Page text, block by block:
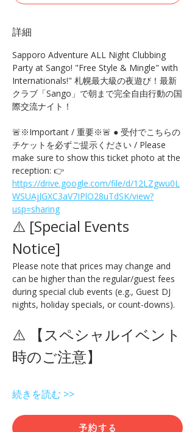
詳細
Sapporo Adventure ALL Night Clubbing
Party at Sango! "Free Style & Mingle" with
Internationals!" 札幌最大級の夜遊び！最新
クラブ「Sango」で朝まで完全自由行動の国
際交流ナイト！
🚨※Important / 重要※🚨 ● 受付でこちらの
チケットを必ずご提示ください / Please
make sure to show this ticket photo at the
reception: 👉
https://drive.google.com/file/d/12LZgwu0L
WSUAjJGXC3aV7IPlO28uTdSK/view?
usp=sharing
⚠️ [Special Events
Notice]
Please note that prices may change and
can be higher than the regular/guest fees
during special club events (e.g., Guest DJ
nights, holiday specials, or count-downs).
⚠️ 【スペシャルイベント
時のご注意】
続きを読む >>
予約する